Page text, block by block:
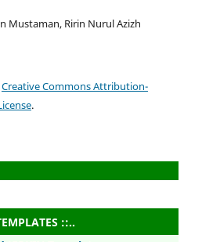
Mustaman, Ririn Nurul Azizh
Creative Commons Attribution-
.
::..